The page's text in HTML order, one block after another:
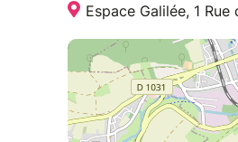
Espace Galilée, 1